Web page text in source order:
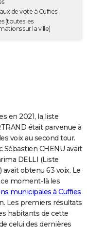
de vote à Cuffies
(toutes les
sur la ville)
en 2021, la liste
était parvenue à
voix au second tour.
CHENU avait
DELLI (Liste
avait obtenu 63 voix. Le
moment-là les
municipales à Cuffies
Les premiers résultats
habitants de cette
celui des dernières